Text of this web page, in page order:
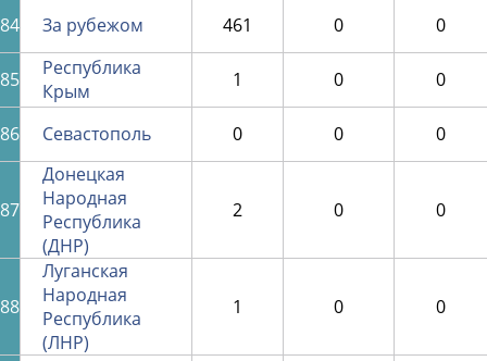
84 За рубежом 461 0 0
85
Республика
Крым
1 0 0
86 Севастополь 0 0 0
87
Донецкая
Народная
Республика
(ДНР)
2 0 0
88
Луганская
Народная
Республика
(ЛНР)
1 0 0